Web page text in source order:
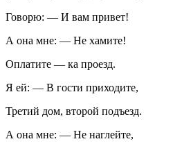
Говорю: — И вам привет!
А она мне: — Не хамите!
Оплатите — ка проезд.
Я ей: — В гости приходите,
Третий дом, второй подъезд.
А она мне: — Не наглейте,